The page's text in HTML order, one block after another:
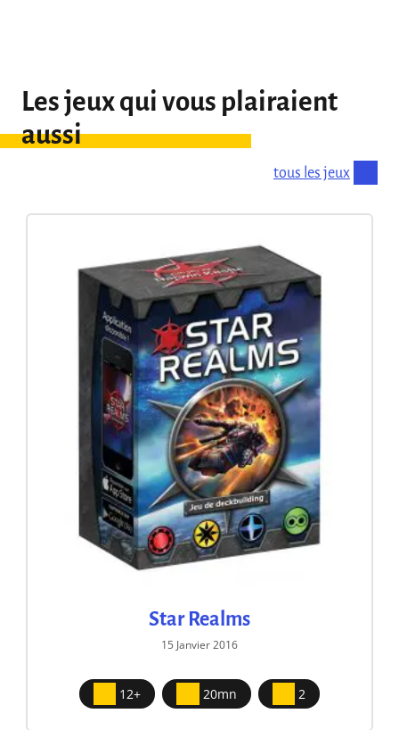
Les jeux qui vous plairaient
aussi
tous les jeux
Star Realms
15 Janvier 2016
12+ 20mn 2